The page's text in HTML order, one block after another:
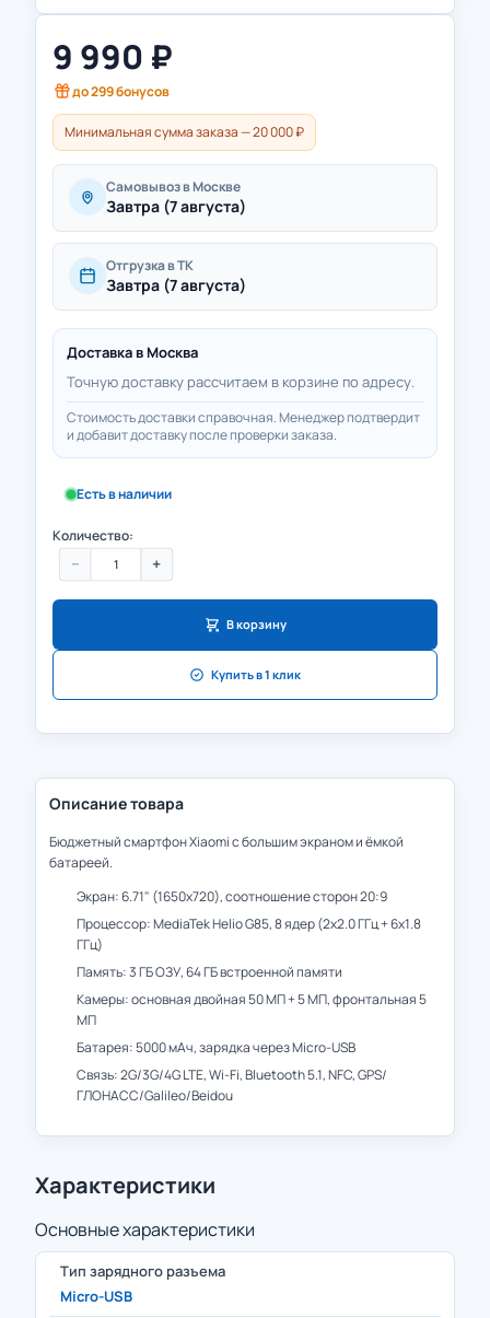
9 990 ₽
до299бонусов
Минимальная сумма заказа — 20 000 ₽
Самовывоз в Москве
Завтра (7 августа)
Отгрузка в ТК
Завтра (7 августа)
Доставка в Москва
Точную доставку рассчитаем в корзине по адресу.
Стоимость доставки справочная. Менеджер подтвердит
и добавит доставку после проверки заказа.
Есть в наличии
Количество:
− +
В корзину
Купить в 1 клик
Описание товара
Бюджетный смартфон Xiaomi с большим экраном и ёмкой
батареей.
Экран: 6.71" (1650x720), соотношение сторон 20:9
Процессор: MediaTek Helio G85, 8 ядер (2x2.0 ГГц + 6x1.8
ГГц)
Память: 3 ГБ ОЗУ, 64 ГБ встроенной памяти
Камеры: основная двойная 50 МП + 5 МП, фронтальная 5
МП
Батарея: 5000 мАч, зарядка через Micro-USB
Связь: 2G/3G/4G LTE, Wi-Fi, Bluetooth 5.1, NFC, GPS/
ГЛОНАСС/Galileo/Beidou
Характеристики
Основные характеристики
Тип зарядного разъема
Micro-USB